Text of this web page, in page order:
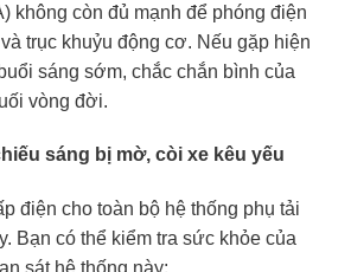
không còn đủ mạnh để phóng điện
trục khuỷu động cơ. Nếu gặp hiện
sáng sớm, chắc chắn bình của
vòng đời.
sáng bị mờ, còi xe kêu yếu
điện cho toàn bộ hệ thống phụ tải
Bạn có thể kiểm tra sức khỏe của